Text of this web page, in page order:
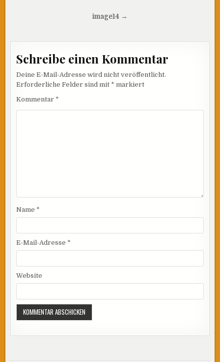
Beitragsnavigation
image14 →
Schreibe einen Kommentar
Deine E-Mail-Adresse wird nicht veröffentlicht.
Erforderliche Felder sind mit * markiert
Kommentar *
Name *
E-Mail-Adresse *
Website